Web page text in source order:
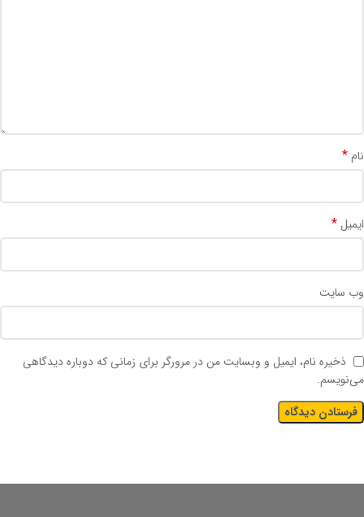
نام*
ایمیل*
وب‌ سایت
ذخیره نام، ایمیل و وبسایت من در مرورگر برای زمانی که دوباره دیدگاهی
می‌نویسم.